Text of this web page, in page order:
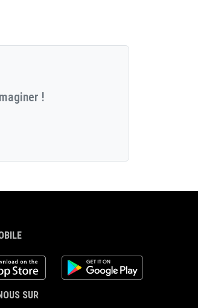
!
Android App
SUR